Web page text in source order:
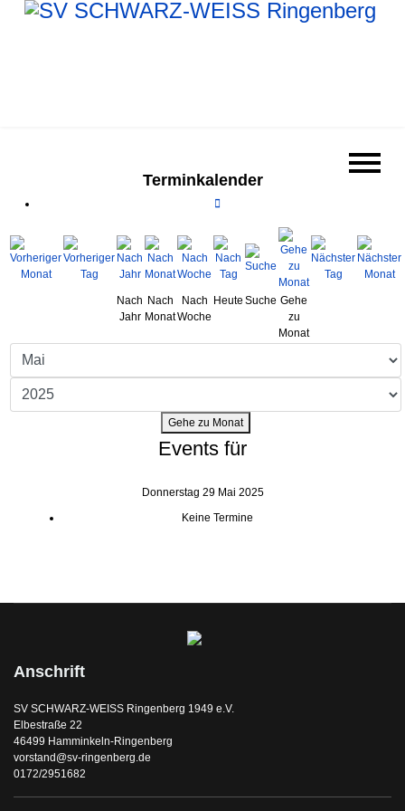
Terminkalender
Nach
Jahr
Nach
Monat
Nach
Woche
Heute Suche Gehe
zu
Monat
Gehe zu Monat
Events für
Donnerstag 29 Mai 2025
Keine Termine
Anschrift
SV SCHWARZ-WEISS Ringenberg 1949 e.V.
Elbestraße 22
46499 Hamminkeln-Ringenberg
vorstand@sv-ringenberg.de
0172/2951682